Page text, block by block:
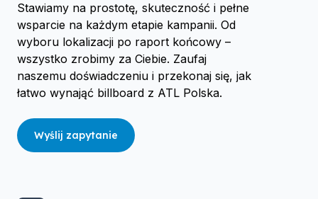
Stawiamy na prostotę, skuteczność i pełne
wsparcie na każdym etapie kampanii. Od
wyboru lokalizacji po raport końcowy –
wszystko zrobimy za Ciebie. Zaufaj
naszemu doświadczeniu i przekonaj się, jak
łatwo wynająć billboard z ATL Polska.
Wyślij zapytanie